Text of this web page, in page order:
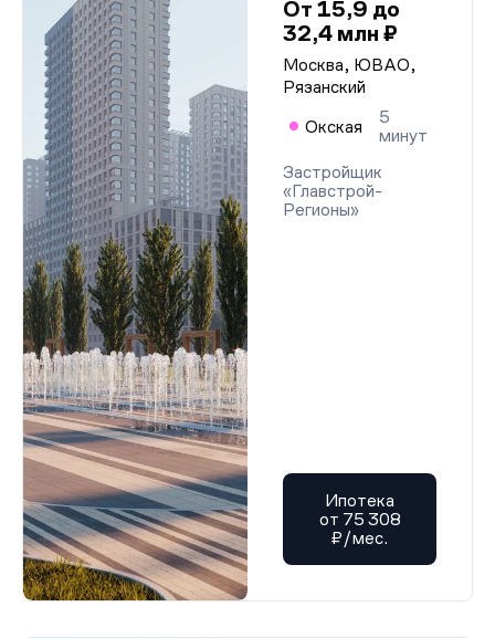
Проектная декларация от 05.01.2026 г.
Проектная декларация от 05.01.2026 г.
Проектная декларация от 05.01.2026 г.
Проектная декларация от 05.01.2026 г.
Проектная декларация от 05.01.2026 г.
Проектная декларация от 05.01.2026 г.
Проектная декларация от 05.01.2026 г.
Проектная декларация от 05.01.2026 г.
Проектная декларация от 05.01.2026 г.
Проектная декларация от 05.01.2026 г.
Проектная декларация от 05.01.2026 г.
Проектная декларация от 05.01.2026 г.
Проектная декларация от 05.01.2026 г.
Проектная декларация от 05.01.2026 г.
Проектная декларация от 05.01.2026 г.
Проектная декларация от 05.01.2026 г.
Проектная декларация от 05.01.2026 г.
Проектная декларация от 05.01.2026 г.
Проектная декларация от 05.01.2026 г.
Проектная декларация от 05.01.2026 г.
Проектная декларация от 05.01.2026 г.
Проектная декларация от 05.01.2026 г.
Проектная декларация от 05.01.2026 г.
Проектная декларация от 05.01.2026 г.
Проектная декларация от 05.01.2026 г.
Проектная декларация от 05.01.2026 г.
Проектная декларация от 05.01.2026 г.
Проектная декларация от 05.01.2026 г.
Проектная декларация от 05.01.2026 г.
Проектная декларация от 05.01.2026 г.
Проектная декларация от 05.01.2026 г.
Проектная декларация от 05.01.2026 г.
Проектная декларация от 05.01.2026 г.
От 15,9 до
32,4 млн ₽
Москва, ЮВАО,
Рязанский
Окская
5
минут
Застройщик
«Главстрой-
Регионы»
Ипотека
от 75 308
₽/мес.